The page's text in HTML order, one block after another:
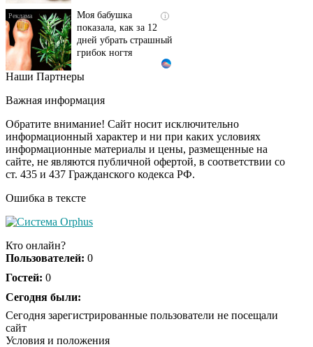
i
Моя бабушка
показала, как за 12
дней убрать страшный
грибок ногтя
Этот танец невесты
Пересмотрела 10 раз
i
Ролик длится пару
секунд, но вы будете в
шоке от увиденного
Ролик из Омска: вы
Ржу не переставая, это
не раз
Наши Партнеры
Важная информация
Обратите внимание! Сайт носит исключительно
информационный характер и ни при каких условиях
информационные материалы и цены, размещенные на
сайте, не являются публичной офертой, в соответствии со
ст. 435 и 437 Гражданского кодекса РФ.
Ошибка в тексте
Кто онлайн?
Пользователей: 0
Гостей: 0
Сегодня были:
Сегодня зарегистрированные пользователи не посещали
сайт
Условия и положения